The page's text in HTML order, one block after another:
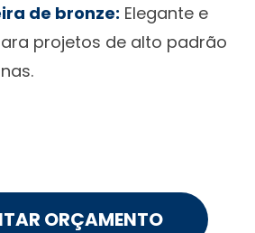
de bronze: Elegante e
projetos de alto padrão
ORÇAMENTO